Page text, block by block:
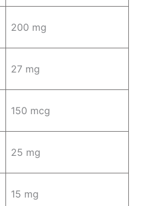
200 mg
27 mg
150 mcg
25 mg
15 mg